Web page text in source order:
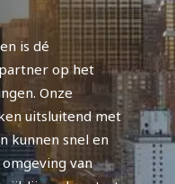
is dé
op het
Onze
uitsluitend met
kunnen snel en
van